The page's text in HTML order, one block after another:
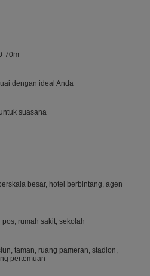
70m
dengan ideal Anda
suasana
besar, hotel berbintang, agen
rumah sakit, sekolah
taman, ruang pameran, stadion,
pertemuan